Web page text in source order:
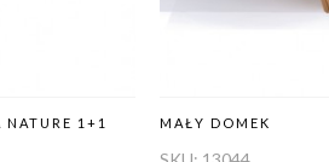
1+1 MAŁY DOMEK